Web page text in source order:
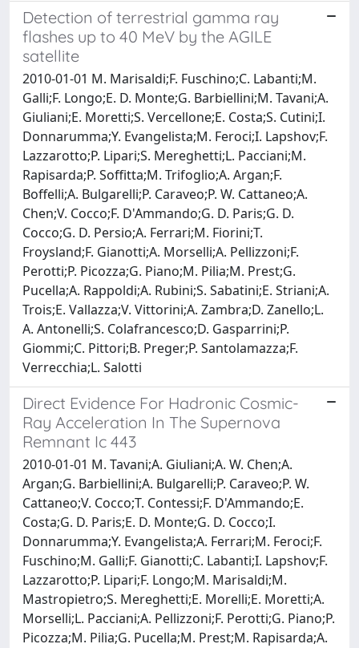
Detection of terrestrial gamma ray
flashes up to 40 MeV by the AGILE
satellite
2010-01-01 M. Marisaldi;F. Fuschino;C. Labanti;M.
Galli;F. Longo;E. D. Monte;G. Barbiellini;M. Tavani;A.
Giuliani;E. Moretti;S. Vercellone;E. Costa;S. Cutini;I.
Donnarumma;Y. Evangelista;M. Feroci;I. Lapshov;F.
Lazzarotto;P. Lipari;S. Mereghetti;L. Pacciani;M.
Rapisarda;P. Soffitta;M. Trifoglio;A. Argan;F.
Boffelli;A. Bulgarelli;P. Caraveo;P. W. Cattaneo;A.
Chen;V. Cocco;F. D'Ammando;G. D. Paris;G. D.
Cocco;G. D. Persio;A. Ferrari;M. Fiorini;T.
Froysland;F. Gianotti;A. Morselli;A. Pellizzoni;F.
Perotti;P. Picozza;G. Piano;M. Pilia;M. Prest;G.
Pucella;A. Rappoldi;A. Rubini;S. Sabatini;E. Striani;A.
Trois;E. Vallazza;V. Vittorini;A. Zambra;D. Zanello;L.
A. Antonelli;S. Colafrancesco;D. Gasparrini;P.
Giommi;C. Pittori;B. Preger;P. Santolamazza;F.
Verrecchia;L. Salotti
Direct Evidence For Hadronic Cosmic-
Ray Acceleration In The Supernova
Remnant Ic 443
2010-01-01 M. Tavani;A. Giuliani;A. W. Chen;A.
Argan;G. Barbiellini;A. Bulgarelli;P. Caraveo;P. W.
Cattaneo;V. Cocco;T. Contessi;F. D'Ammando;E.
Costa;G. D. Paris;E. D. Monte;G. D. Cocco;I.
Donnarumma;Y. Evangelista;A. Ferrari;M. Feroci;F.
Fuschino;M. Galli;F. Gianotti;C. Labanti;I. Lapshov;F.
Lazzarotto;P. Lipari;F. Longo;M. Marisaldi;M.
Mastropietro;S. Mereghetti;E. Morelli;E. Moretti;A.
Morselli;L. Pacciani;A. Pellizzoni;F. Perotti;G. Piano;P.
Picozza;M. Pilia;G. Pucella;M. Prest;M. Rapisarda;A.